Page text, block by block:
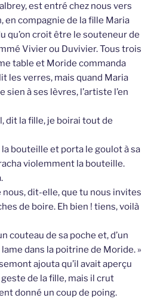
est entré chez nous vers
en compagnie de la fille Maria
qu’on croit être le souteneur de
Vivier ou Duvivier. Tous trois
table et Moride commanda
les verres, mais quand Maria
à ses lèvres, l’artiste l’en
dit la fille, je boirai tout de
bouteille et porta le goulot à sa
violemment la bouteille.
nous, dit-elle, que tu nous invites
de boire. Eh bien ! tiens, voilà
couteau de sa poche et, d’un
dans la poitrine de Moride. »
ajouta qu’il avait aperçu
de la fille, mais il crut
donné un coup de poing.